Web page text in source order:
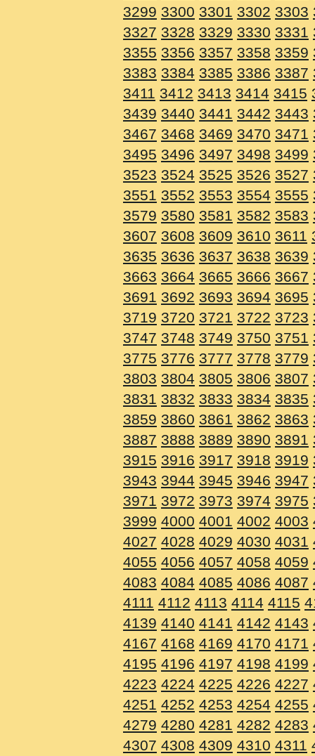
3299 3300 3301 3302 3303
3327 3328 3329 3330 3331
3355 3356 3357 3358 3359
3383 3384 3385 3386 3387
3411 3412 3413 3414 3415
3439 3440 3441 3442 3443
3467 3468 3469 3470 3471
3495 3496 3497 3498 3499
3523 3524 3525 3526 3527
3551 3552 3553 3554 3555
3579 3580 3581 3582 3583
3607 3608 3609 3610 3611
3635 3636 3637 3638 3639
3663 3664 3665 3666 3667
3691 3692 3693 3694 3695
3719 3720 3721 3722 3723
3747 3748 3749 3750 3751
3775 3776 3777 3778 3779
3803 3804 3805 3806 3807
3831 3832 3833 3834 3835
3859 3860 3861 3862 3863
3887 3888 3889 3890 3891
3915 3916 3917 3918 3919
3943 3944 3945 3946 3947
3971 3972 3973 3974 3975
3999 4000 4001 4002 4003
4027 4028 4029 4030 4031
4055 4056 4057 4058 4059
4083 4084 4085 4086 4087
4111 4112 4113 4114 4115
4139 4140 4141 4142 4143
4167 4168 4169 4170 4171
4195 4196 4197 4198 4199
4223 4224 4225 4226 4227
4251 4252 4253 4254 4255
4279 4280 4281 4282 4283
4307 4308 4309 4310 4311